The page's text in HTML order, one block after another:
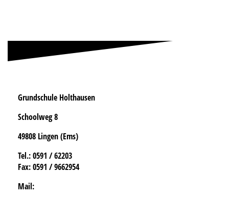
Grundschule Holthausen
Schoolweg 8
49808 Lingen (Ems)
Tel.: 0591 / 62203
Fax:0591 / 9662954
Mail: